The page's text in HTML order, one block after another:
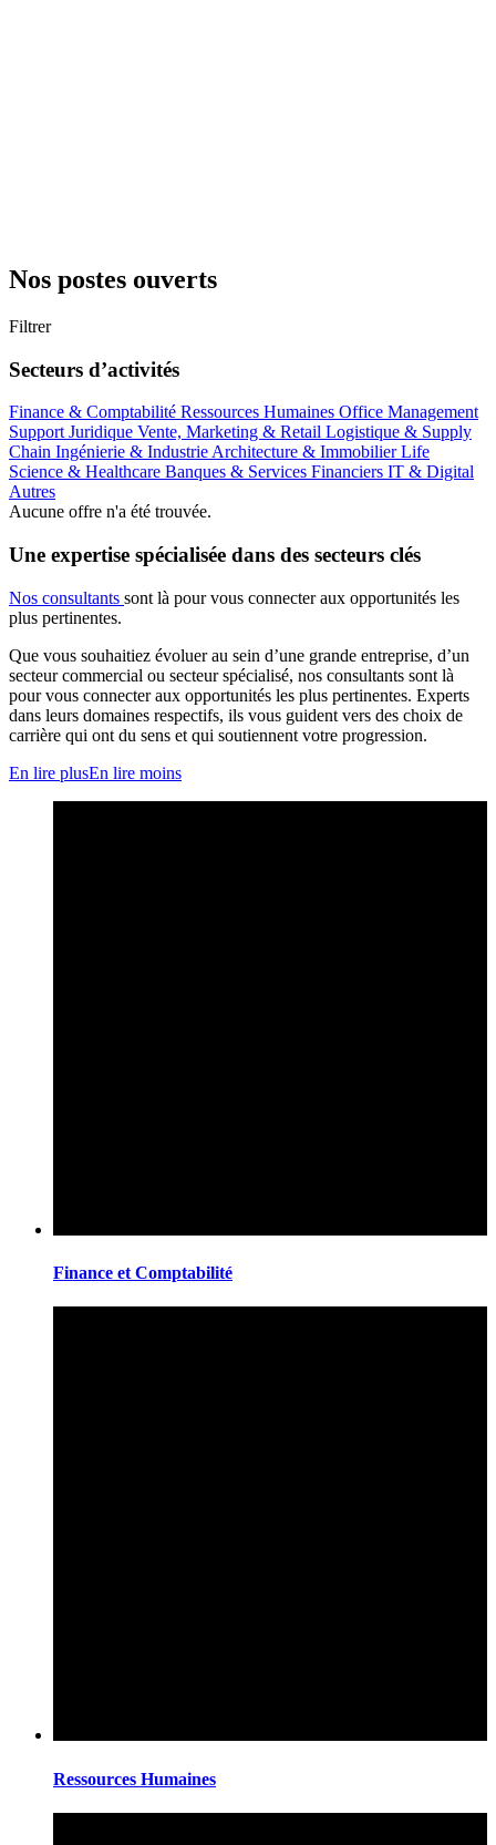
Nos postes ouverts
Filtrer
Secteurs d’activités
Finance & Comptabilité Ressources Humaines Office Management
SupportJuridique Vente, Marketing & Retail Logistique & Supply
Chain Ingénierie & IndustrieArchitecture & ImmobilierLife
Science & Healthcare Banques & Services Financiers IT & Digital
Autres
Aucune offre n'a été trouvée.
Une expertise spécialisée dans des secteurs clés
Nos consultants sont là pour vous connecter aux opportunités les
plus pertinentes.
Que vous souhaitiez évoluer au sein d’une grande entreprise, d’un
secteur commercial ou secteur spécialisé, nos consultants sont là
pour vous connecter aux opportunités les plus pertinentes. Experts
dans leurs domaines respectifs, ils vous guident vers des choix de
carrière qui ont du sens et qui soutiennent votre progression.
En lire plusEn lire moins
Finance et Comptabilité
Ressources Humaines